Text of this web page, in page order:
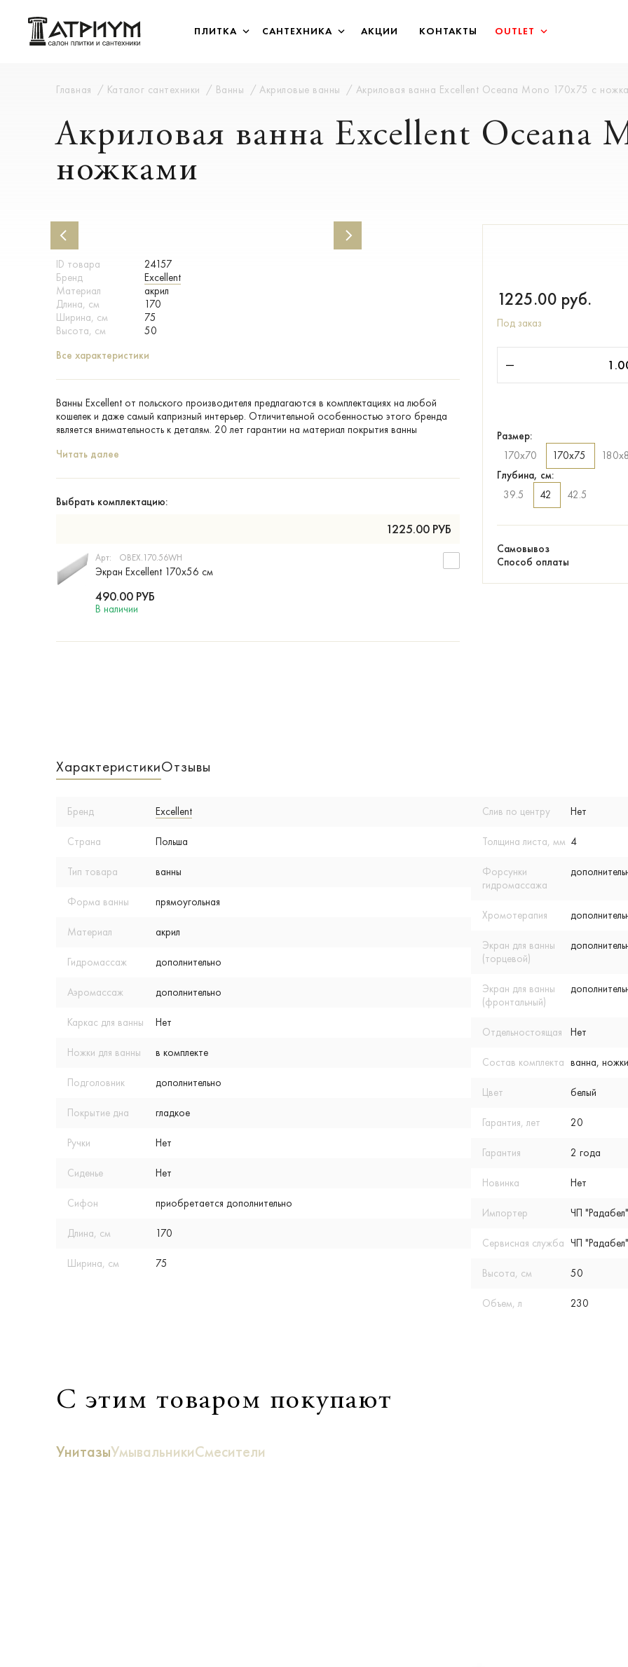
ПЛИТКА САНТЕХНИКА АКЦИИ КОНТАКТЫ OUTLET
Главная Каталог сантехники Ванны Акриловые ванны Акриловая ванна Excellent Oceana Mono 170х75 с
Акриловая ванна Excellent Oceana
ножками
ID товара
24157
Бренд
Excellent
Материал
акрил
Длина, см
170
Ширина, см
75
Высота, см
50
Все характеристики
Ванны Excellent от польского производителя предлагаются в комплектациях на любой
кошелек и даже самый капризный интерьер. Отличительной особенностью этого бренда
является внимательность к деталям. 20 лет гарантии на материал покрытия ванны
Читать далее
Выбрать комплектацию:
1225.00 РУБ
Экран Excellent 170х56 см
Арт: OBEX.170.56WH
В наличии
490.00 РУБ
1225.00 руб.
Под заказ
Размер:
170х70
170х75
Глубина, см:
39.5
42 42.5
Самовывоз
Способ оплаты
ХарактеристикиОтзывы
Бренд Excellent
Страна Польша
Тип товара ванны
Форма ванны прямоугольная
Материал акрил
Гидромассаж дополнительно
Аэромассаж дополнительно
Каркас для ванны Нет
Ножки для ванны в комплекте
Подголовник дополнительно
Покрытие дна гладкое
Ручки Нет
Сиденье Нет
Сифон приобретается дополнительно
Длина, см 170
Ширина, см 75
Слив по центру Нет
Толщина листа, мм 4
Форсунки
гидромассажа
Хромотерапия
Экран для ванны
(торцевой)
Экран для ванны
(фронтальный)
Отдельностоящая Нет
Состав комплекта ванна, ножки
Цвет белый
Гарантия, лет 20
Гарантия 2 года
Новинка Нет
Импортер ЧП
Сервисная служба ЧП
Высота, см 50
Объем, л 230
С этим товаром покупают
УнитазыУмывальникиСмесители